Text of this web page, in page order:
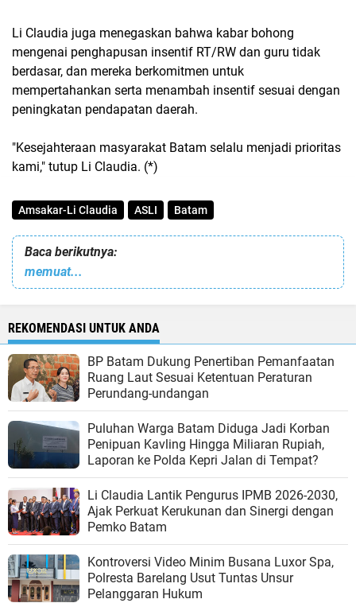
Li Claudia juga menegaskan bahwa kabar bohong
mengenai penghapusan insentif RT/RW dan guru tidak
berdasar, dan mereka berkomitmen untuk
mempertahankan serta menambah insentif sesuai dengan
peningkatan pendapatan daerah.
"Kesejahteraan masyarakat Batam selalu menjadi prioritas
kami," tutup Li Claudia. (*)
Amsakar-Li Claudia ASLI Batam
Baca berikutnya:
memuat...
REKOMENDASI UNTUK ANDA
BP Batam Dukung Penertiban Pemanfaatan
Ruang Laut Sesuai Ketentuan Peraturan
Perundang-undangan
Puluhan Warga Batam Diduga Jadi Korban
Penipuan Kavling Hingga Miliaran Rupiah,
Laporan ke Polda Kepri Jalan di Tempat?
Li Claudia Lantik Pengurus IPMB 2026-2030,
Ajak Perkuat Kerukunan dan Sinergi dengan
Pemko Batam
Kontroversi Video Minim Busana Luxor Spa,
Polresta Barelang Usut Tuntas Unsur
Pelanggaran Hukum